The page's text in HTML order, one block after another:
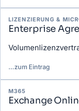
LIZENZIERUNG &
Enterprise
…zum Eintrag
M365
Exchange